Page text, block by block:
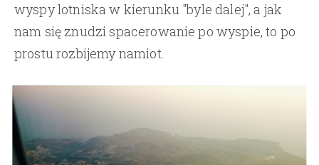
wyspy lotniska w kierunku "byle dalej", a jak
nam się znudzi spacerowanie po wyspie, to po
prostu rozbijemy namiot.